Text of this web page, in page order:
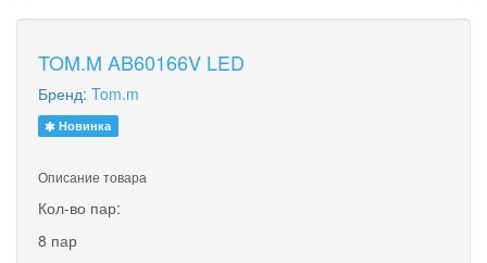
TOM.M AB60166V LED
Бренд: Tom.m
Новинка
Описание товара
Кол-во пар:
8 пар